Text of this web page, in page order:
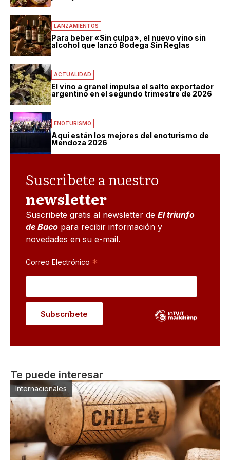
LANZAMIENTOS
Para beber «Sin culpa», el nuevo vino sin
alcohol que lanzó Bodega Sin Reglas
ACTUALIDAD
El vino a granel impulsa el salto exportador
argentino en el segundo trimestre de 2026
ENOTURISMO
Aquí están los mejores del enoturismo de
Mendoza 2026
Suscribete a nuestro
newsletter
Suscribete gratis al newsletter de El triunfo
de Baco para recibir información y
novedades en su e-mail.
Correo Electrónico *
Te puede interesar
Internacionales